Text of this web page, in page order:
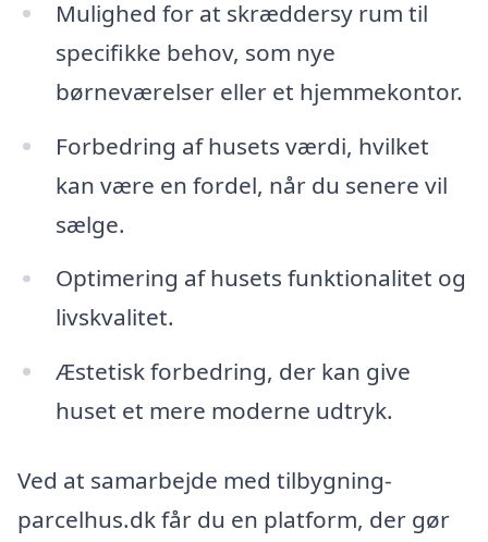
Mulighed for at skræddersy rum til
specifikke behov, som nye
børneværelser eller et hjemmekontor.
Forbedring af husets værdi, hvilket
kan være en fordel, når du senere vil
sælge.
Optimering af husets funktionalitet og
livskvalitet.
Æstetisk forbedring, der kan give
huset et mere moderne udtryk.
Ved at samarbejde med tilbygning-
parcelhus.dk får du en platform, der gør